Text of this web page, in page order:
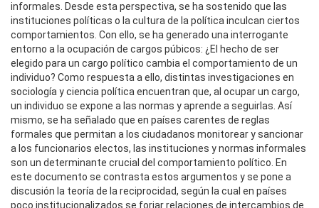
informales. Desde esta perspectiva, se ha sostenido que las
instituciones políticas o la cultura de la política inculcan ciertos
comportamientos. Con ello, se ha generado una interrogante
entorno a la ocupación de cargos púbicos: ¿El hecho de ser
elegido para un cargo político cambia el comportamiento de un
individuo? Como respuesta a ello, distintas investigaciones en
sociología y ciencia política encuentran que, al ocupar un cargo,
un individuo se expone a las normas y aprende a seguirlas. Así
mismo, se ha señalado que en países carentes de reglas
formales que permitan a los ciudadanos monitorear y sancionar
a los funcionarios electos, las instituciones y normas informales
son un determinante crucial del comportamiento político. En
este documento se contrasta estos argumentos y se pone a
discusión la teoría de la reciprocidad, según la cual en países
poco institucionalizados se forjar relaciones de intercambios de